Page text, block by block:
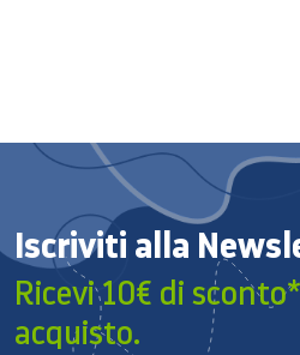
Iscriviti alla
Ricevi 10€ di
acquisto.